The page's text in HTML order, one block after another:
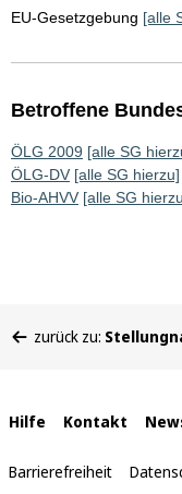
EU-Gesetzgebung [alle
Betroffene
ÖLG 2009 [alle SG
ÖLG-DV [alle SG hierzu]
Bio-AHVV [alle SG
befinden
zurück zu:
Interne
Links
Hilfe Kontakt
Barrierefreiheit